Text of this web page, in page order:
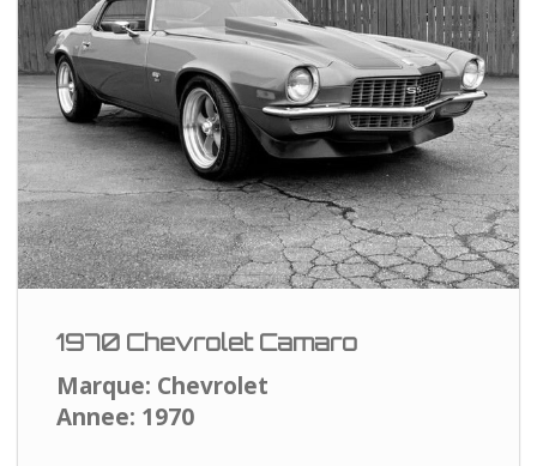
1970 Chevrolet Camaro
Marque: Chevrolet
Annee: 1970